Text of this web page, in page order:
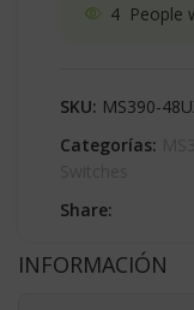
4 People
SKU: MS390-
Categorías:
Share:
INFORMACIÓN